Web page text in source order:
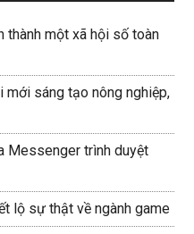
thành một xã hội số toàn
sáng tạo nông nghiệp,
Messenger trình duyệt
lộ sự thật về ngành game